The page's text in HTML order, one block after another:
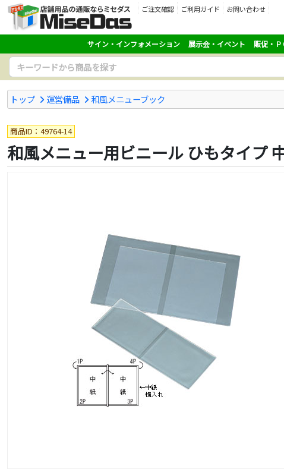
ご注文確認 ご利用ガイド
お問い合わせ
サイン・インフォメーション 展示会・イベント 販促・Ｐ
トップ 運営備品 和風メニューブック
商品ID：49764-14
和風メニュー用ビニール ひもタイプ